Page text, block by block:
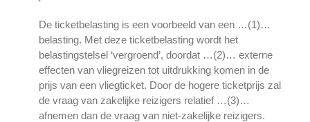
De ticketbelasting is een voorbeeld van een …(1)…
belasting. Met deze ticketbelasting wordt het
belastingstelsel ‘vergroend’, doordat …(2)… externe
effecten van vliegreizen tot uitdrukking komen in de
prijs van een vliegticket. Door de hogere ticketprijs zal
de vraag van zakelijke reizigers relatief …(3)…
afnemen dan de vraag van niet-zakelijke reizigers.